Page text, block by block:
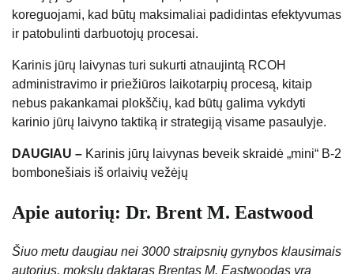
koreguojami, kad būtų maksimaliai padidintas efektyvumas
ir patobulinti darbuotojų procesai.
Karinis jūrų laivynas turi sukurti atnaujintą RCOH
administravimo ir priežiūros laikotarpių procesą, kitaip
nebus pakankamai plokščių, kad būtų galima vykdyti
karinio jūrų laivyno taktiką ir strategiją visame pasaulyje.
DAUGIAU – Karinis jūrų laivynas beveik skraidė „mini“ B-2
bombonešiais iš orlaivių vežėjų
Apie autorių: Dr. Brent M. Eastwood
Šiuo metu daugiau nei 3000 straipsnių gynybos klausimais
autorius, mokslų daktaras Brentas M. Eastwoodas yra